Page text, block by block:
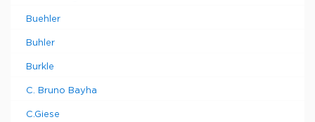
Buehler
Buhler
Burkle
C. Bruno Bayha
C.Giese